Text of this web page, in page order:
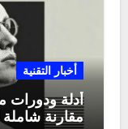
أخبار التقنية
أدلة ودورات
مقارنة شاملة